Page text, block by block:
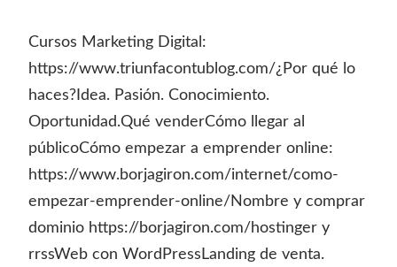
Cursos Marketing Digital:
https://www.triunfacontublog.com/¿Por qué lo
haces?Idea. Pasión. Conocimiento.
Oportunidad.Qué venderCómo llegar al
públicoCómo empezar a emprender online:
https://www.borjagiron.com/internet/como-
empezar-emprender-online/Nombre y comprar
dominio https://borjagiron.com/hostinger y
rrssWeb con WordPressLanding de venta.